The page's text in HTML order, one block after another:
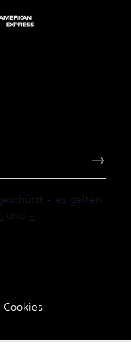
- es gelten
und -
Cookies